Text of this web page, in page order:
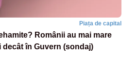
Piața de capital
Românii au mai mare
în Guvern (sondaj)